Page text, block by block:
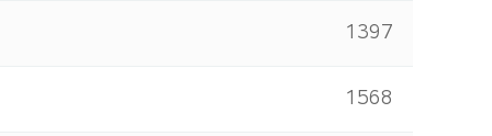
1397
1568